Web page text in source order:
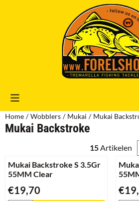
Cookievoorkeuren zijn momenteel
Home / Wobblers / Mukai / Mukai
Mukai Backstroke
15Artikelen
Mukai Backstroke S 3.5Gr
55MM Clear
Prijs: 19,70
€19,70
Prijs: